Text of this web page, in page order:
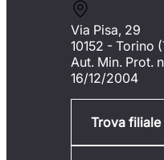
Via Pisa, 29
10152 - Torino
Aut. Min. Prot.
16/12/2004
Trova filiale